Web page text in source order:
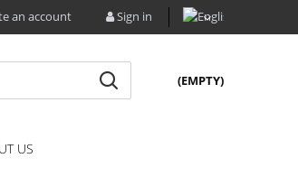
an account Sign in
(EMPTY)
US